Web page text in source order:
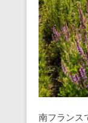
南フランス